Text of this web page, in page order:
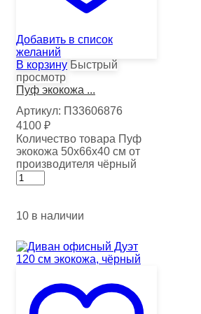
Добавить в список
желаний
В корзину Быстрый
просмотр
Пуф экокожа ...
Артикул: П33606876
4100 ₽
Количество товара Пуф
экокожа 50х66х40 см от
производителя чёрный
10 в наличии